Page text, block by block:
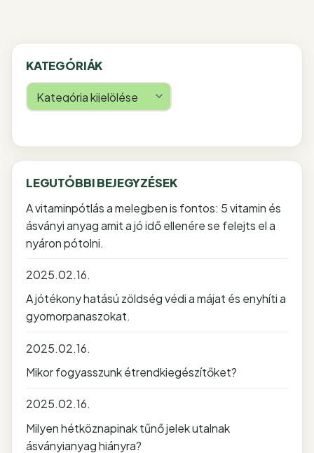
KATEGÓRIÁK
Kategóriák
LEGUTÓBBI BEJEGYZÉSEK
A vitaminpótlás a melegben is fontos: 5 vitamin és
ásványi anyag amit a jó idő ellenére se felejts el a
nyáron pótolni.
2025.02.16.
A jótékony hatású zöldség védi a májat és enyhíti a
gyomorpanaszokat.
2025.02.16.
Mikor fogyasszunk étrendkiegészítőket?
2025.02.16.
Milyen hétköznapinak tűnő jelek utalnak
ásványianyag hiányra?